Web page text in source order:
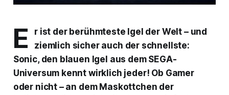
E
r ist der berühmteste Igel der Welt – und
ziemlich sicher auch der schnellste:
Sonic, den blauen Igel aus dem SEGA-
Universum kennt wirklich jeder! Ob Gamer
oder nicht – an dem Maskottchen der